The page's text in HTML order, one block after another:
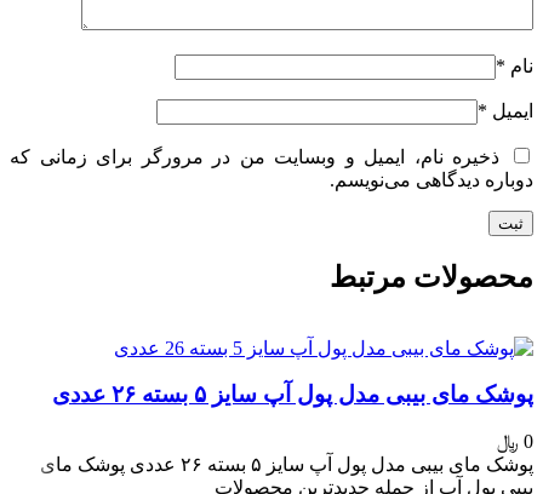
نام *
ایمیل *
ذخیره نام، ایمیل و وبسایت من در مرورگر برای زمانی که
دوباره دیدگاهی می‌نویسم.
محصولات مرتبط
پوشک مای بیبی مدل پول آپ سایز ۵ بسته ۲۶ عددی
0 ﷼
پوشک مای بیبی مدل پول آپ سایز ۵ بسته ۲۶ عددی پوشک مای
بیبی پول آپ از جمله جدیدترین محصولات